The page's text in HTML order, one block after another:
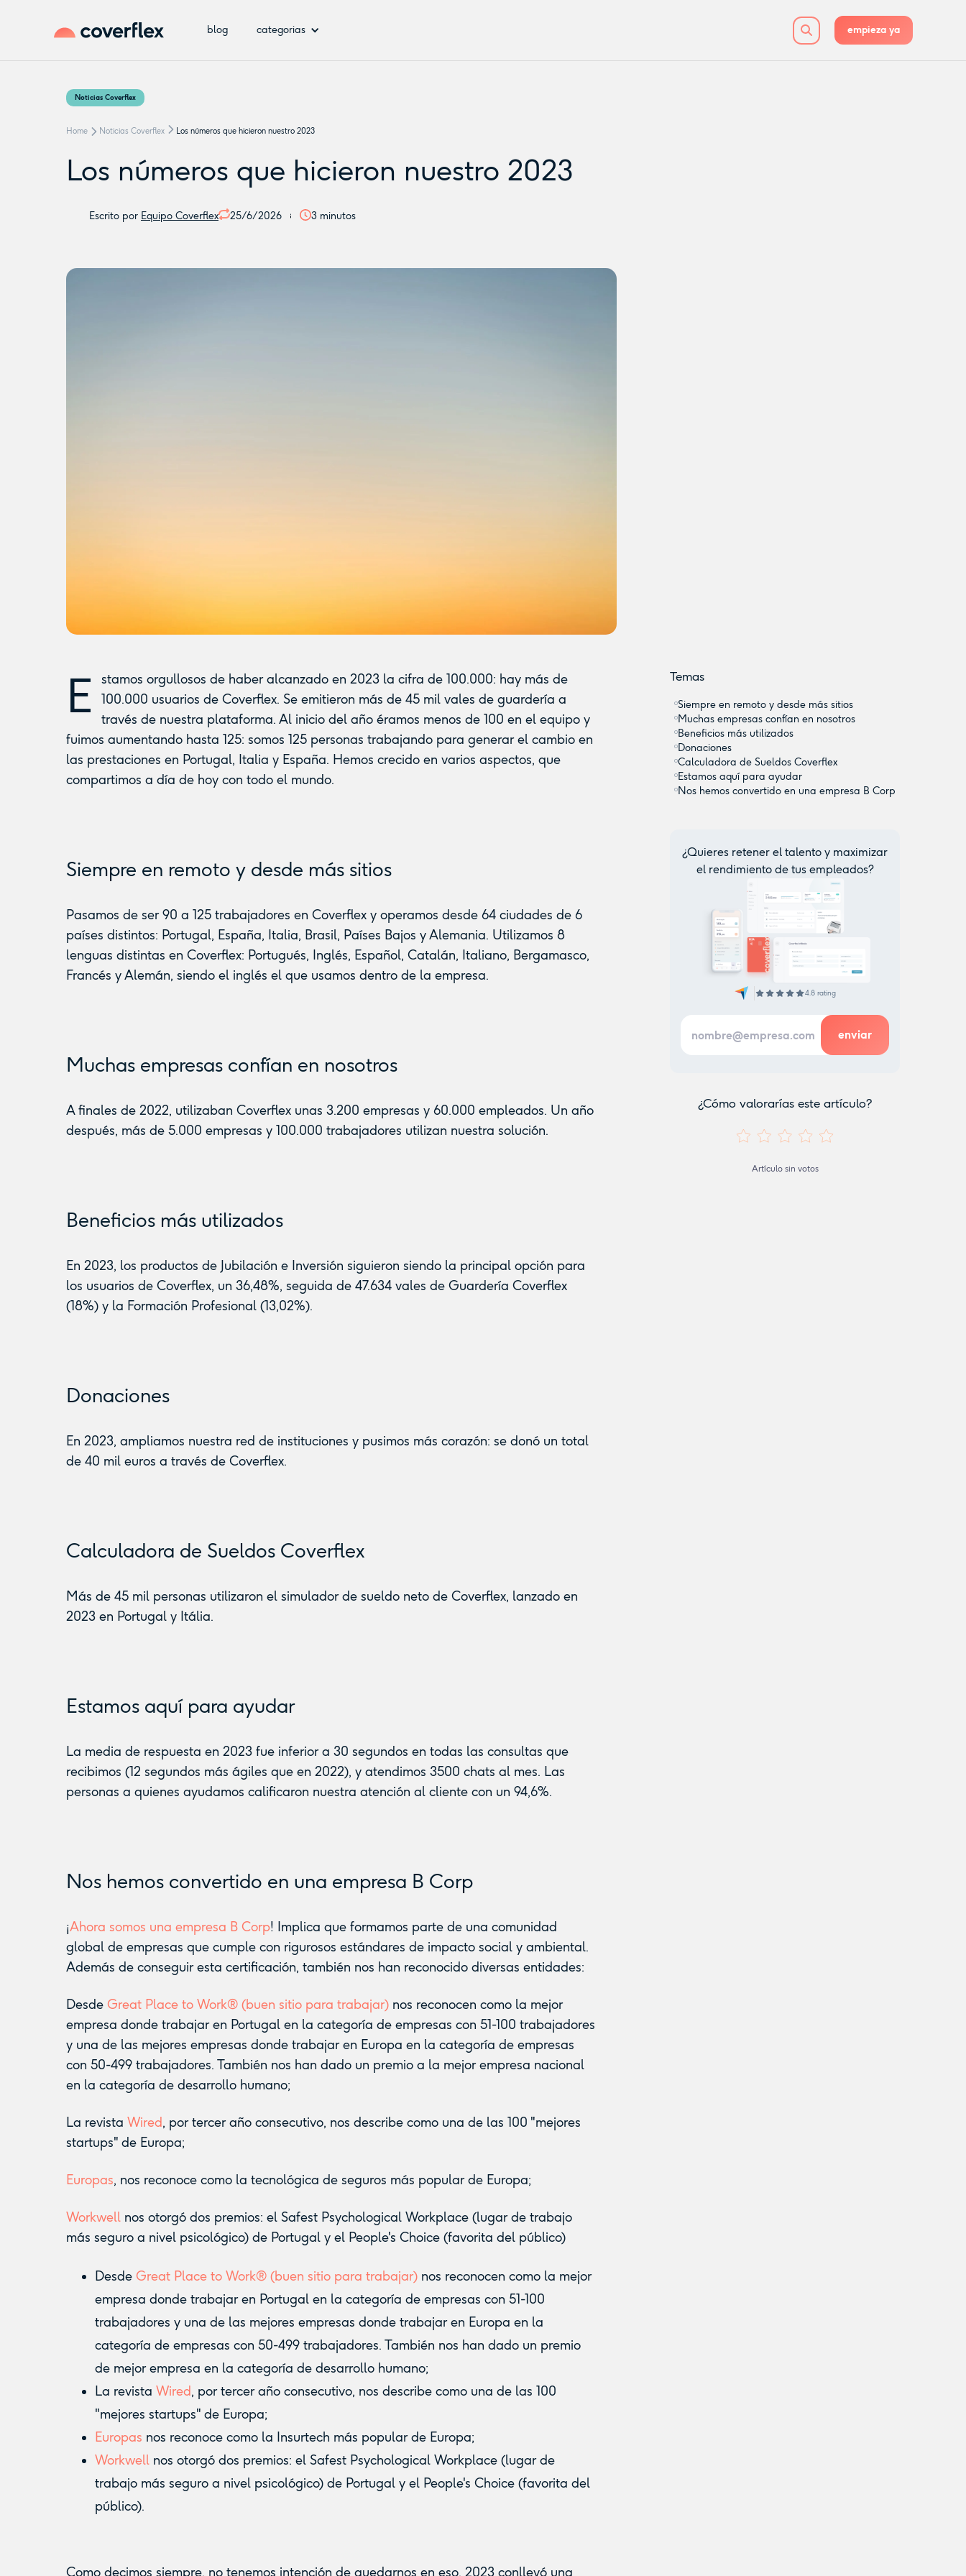
blog categorias empieza ya
Noticias Coverflex
Home Noticias Coverflex Los números que hicieron nuestro 2023
Los números que hicieron nuestro 2023
Escrito por Equipo Coverflex 25/6/2026 3 minutos
E
stamos orgullosos de haber alcanzado en 2023 la cifra de 100.000: hay más de
100.000 usuarios de Coverflex. Se emitieron más de 45 mil vales de guardería a
través de nuestra plataforma. Al inicio del año éramos menos de 100 en el equipo y
fuimos aumentando hasta 125: somos 125 personas trabajando para generar el cambio en
las prestaciones en Portugal, Italia y España. Hemos crecido en varios aspectos, que
compartimos a día de hoy con todo el mundo.
Siempre en remoto y desde más sitios
Pasamos de ser 90 a 125 trabajadores en Coverflex y operamos desde 64 ciudades de 6
países distintos: Portugal, España, Italia, Brasil, Países Bajos y Alemania. Utilizamos 8
lenguas distintas en Coverflex: Portugués, Inglés, Español, Catalán, Italiano, Bergamasco,
Francés y Alemán, siendo el inglés el que usamos dentro de la empresa.
Muchas empresas confían en nosotros
A finales de 2022, utilizaban Coverflex unas 3.200 empresas y 60.000 empleados. Un año
después, más de 5.000 empresas y 100.000 trabajadores utilizan nuestra solución.
Beneficios más utilizados
En 2023, los productos de Jubilación e Inversión siguieron siendo la principal opción para
los usuarios de Coverflex, un 36,48%, seguida de 47.634 vales de Guardería Coverflex
(18%) y la Formación Profesional (13,02%).
Donaciones
En 2023, ampliamos nuestra red de instituciones y pusimos más corazón: se donó un total
de 40 mil euros a través de Coverflex.
Calculadora de Sueldos Coverflex
Más de 45 mil personas utilizaron el simulador de sueldo neto de Coverflex, lanzado en
2023 en Portugal y Itália.
Estamos aquí para ayudar
La media de respuesta en 2023 fue inferior a 30 segundos en todas las consultas que
recibimos (12 segundos más ágiles que en 2022), y atendimos 3500 chats al mes. Las
personas a quienes ayudamos calificaron nuestra atención al cliente con un 94,6%.
Nos hemos convertido en una empresa B Corp
¡Ahora somos una empresa B Corp! Implica que formamos parte de una comunidad
global de empresas que cumple con rigurosos estándares de impacto social y ambiental.
Además de conseguir esta certificación, también nos han reconocido diversas entidades:
Desde Great Place to Work® (buen sitio para trabajar) nos reconocen como la mejor
empresa donde trabajar en Portugal en la categoría de empresas con 51-100 trabajadores
y una de las mejores empresas donde trabajar en Europa en la categoría de empresas
con 50-499 trabajadores. También nos han dado un premio a la mejor empresa nacional
en la categoría de desarrollo humano;
La revista Wired, por tercer año consecutivo, nos describe como una de las 100 "mejores
startups" de Europa;
Europas, nos reconoce como la tecnológica de seguros más popular de Europa;
Workwell nos otorgó dos premios: el Safest Psychological Workplace (lugar de trabajo
más seguro a nivel psicológico) de Portugal y el People's Choice (favorita del público)
Desde Great Place to Work® (buen sitio para trabajar) nos reconocen como la mejor
empresa donde trabajar en Portugal en la categoría de empresas con 51-100
trabajadores y una de las mejores empresas donde trabajar en Europa en la
categoría de empresas con 50-499 trabajadores. También nos han dado un premio
de mejor empresa en la categoría de desarrollo humano;
La revista Wired, por tercer año consecutivo, nos describe como una de las 100
"mejores startups" de Europa;
Europas nos reconoce como la Insurtech más popular de Europa;
Workwell nos otorgó dos premios: el Safest Psychological Workplace (lugar de
trabajo más seguro a nivel psicológico) de Portugal y el People's Choice (favorita del
público).
Como decimos siempre, no tenemos intención de quedarnos en eso. 2023 conllevó una
Temas
Siempre en remoto y desde más sitios
Muchas empresas confían en nosotros
Beneficios más utilizados
Donaciones
Calculadora de Sueldos Coverflex
Estamos aquí para ayudar
Nos hemos convertido en una empresa B Corp
¿Quieres retener el talento y maximizar
el rendimiento de tus empleados?
4.8 rating
¿Cómo valorarías este artículo?
Artículo sin votos